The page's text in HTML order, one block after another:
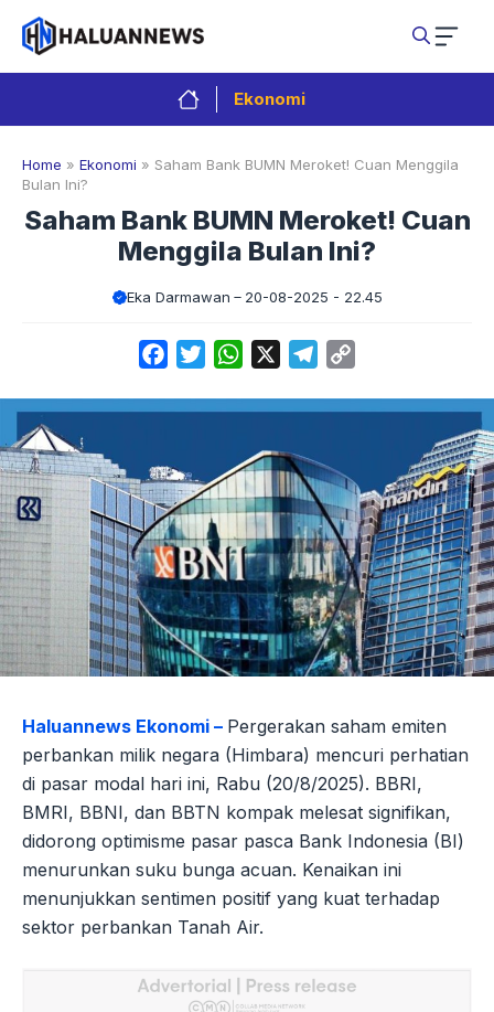
Langsung
isi
Ekonomi
Home » Ekonomi » Saham Bank BUMN Meroket! Cuan Menggila
Bulan Ini?
Saham Bank BUMN Meroket! Cuan
Menggila Bulan Ini?
Eka Darmawan 20-08-2025 - 22.45
FacebookTwitterWhatsApp Telegram
Haluannews Ekonomi – Pergerakan saham emiten
perbankan milik negara (Himbara) mencuri perhatian
di pasar modal hari ini, Rabu (20/8/2025). BBRI,
BMRI, BBNI, dan BBTN kompak melesat signifikan,
didorong optimisme pasar pasca Bank Indonesia (BI)
menurunkan suku bunga acuan. Kenaikan ini
menunjukkan sentimen positif yang kuat terhadap
sektor perbankan Tanah Air.